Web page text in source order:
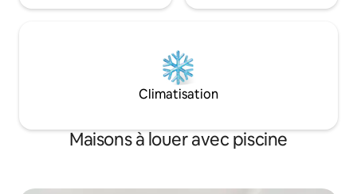
Climatisation
Maisons à louer avec piscine